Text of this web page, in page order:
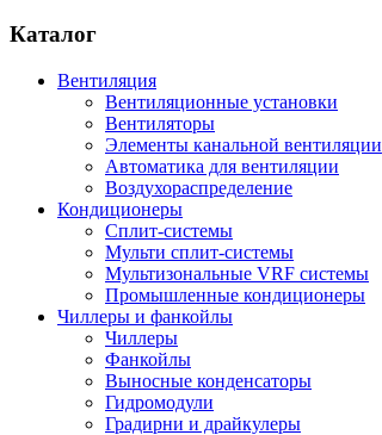
Каталог
Вентиляция
Вентиляционные установки
Вентиляторы
Элементы канальной вентиляции
Автоматика для вентиляции
Воздухораспределение
Кондиционеры
Сплит-системы
Мульти сплит-системы
Мультизональные VRF системы
Промышленные кондиционеры
Чиллеры и фанкойлы
Чиллеры
Фанкойлы
Выносные конденсаторы
Гидромодули
Градирни и драйкулеры